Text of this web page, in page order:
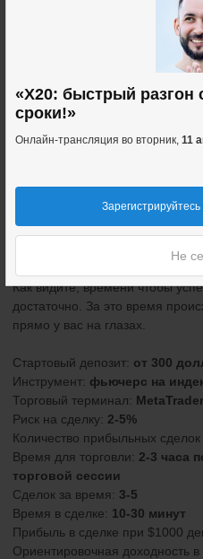
«X20: быстрый разгон
сроки!»
Онлайн-трансляция во вторник, 11
Не
данные между собой по
Паттерн состоит из двух
Триггерная точка
, это
объемов. Это вероятное
специальных линий внутри
С момента подсветки
ВСЕГДА есть 20-30 минут до
Как видите, времени чтобы
достаточно. За это время
прямо у вас на глазах.
Стартовый депозит: от 300
Инструмент: фьючерс на
Торговый терминал: MetaTrader
Риск на сделку: 2-5%
Количество прибыльных
Время для торговли: 2-3 часа
торговой сессии
Сделок за время: 3-5
Время в сделке: 10-30 минут
Прибыль в сделке при $1000
Ориентировочная доходность